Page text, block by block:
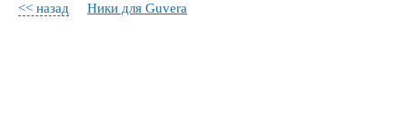
<< назад Ники для Guvera